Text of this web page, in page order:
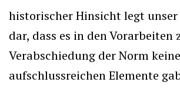
historischer Hinsicht legt
dar, dass es in den Vorarbeiten
Verabschiedung der Norm keine
aufschlussreichen Elemente